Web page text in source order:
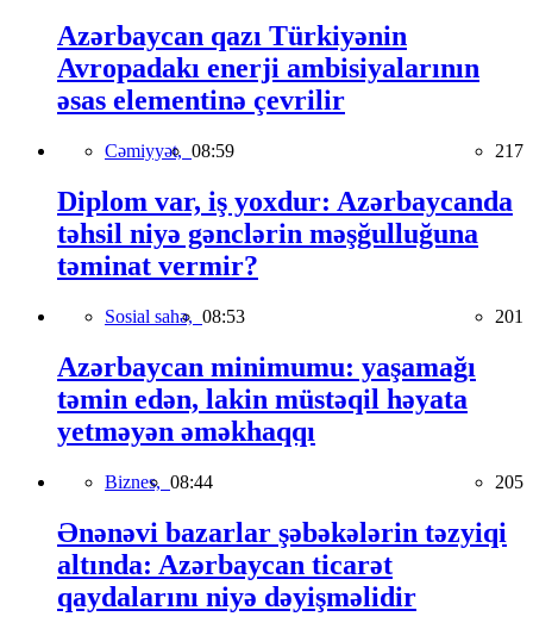
Azərbaycan qazı Türkiyənin
Avropadakı enerji ambisiyalarının
əsas elementinə çevrilir
Cəmiyyət, 08:59 217
Diplom var, iş yoxdur: Azərbaycanda
təhsil niyə gənclərin məşğulluğuna
təminat vermir?
Sosial sahə, 08:53 201
Azərbaycan minimumu: yaşamağı
təmin edən, lakin müstəqil həyata
yetməyən əməkhaqqı
Biznes, 08:44 205
Ənənəvi bazarlar şəbəkələrin təzyiqi
altında: Azərbaycan ticarət
qaydalarını niyə dəyişməlidir